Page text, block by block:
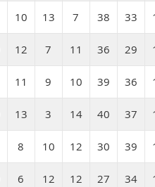
10 13 7 38 33
12 7 11 36 29
11 9 10 39 36
13 3 14 40 37
8 10 12 30 39
6 12 12 27 34